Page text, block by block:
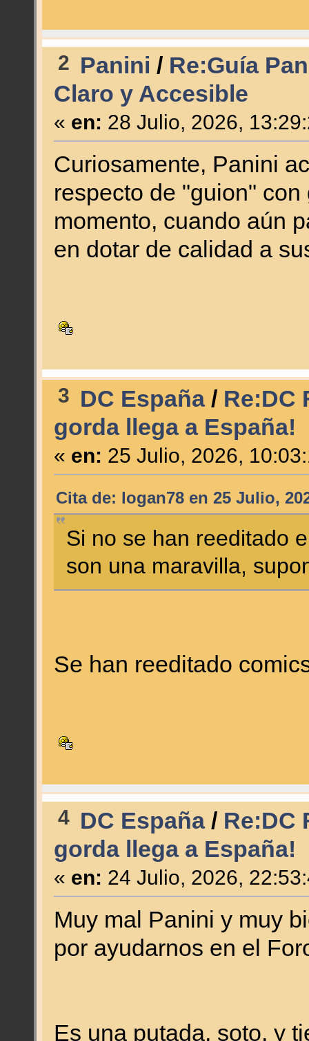
2 Panini / Re:Guía
Claro y Accesible
« en: 28 Julio, 2026,
Curiosamente, Panini
respecto de "guion"
momento, cuando aún
en dotar de calidad a
3 DC España/ Re:DC
gorda llega a España!
« en: 25 Julio, 2026,
Cita de: logan78 en 25 Julio,
Si no se han reeditado
son una maravilla,
Se han reeditado
4 DC España/ Re:DC
gorda llega a España!
« en: 24 Julio, 2026,
Muy mal Panini y muy
por ayudarnos en el
Es una putada, soto, y